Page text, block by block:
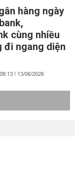
hàng ngày
cùng nhiều
đi ngang diện
08:13 | 13/06/2026